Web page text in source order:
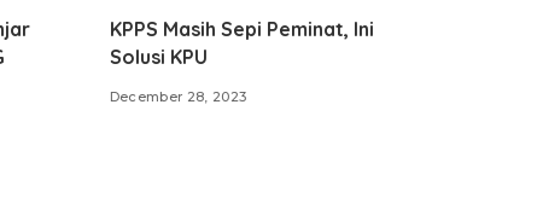
KPPS Masih Sepi Peminat, Ini
Solusi KPU
December 28, 2023